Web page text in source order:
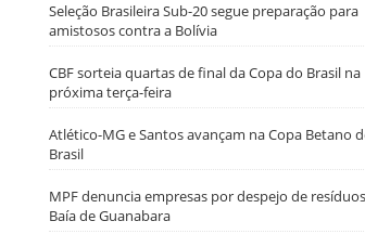
Seleção Brasileira Sub-20 segue preparação para
amistosos contra a Bolívia
CBF sorteia quartas de final da Copa do Brasil na
próxima terça-feira
Atlético-MG e Santos avançam na Copa Betano
Brasil
MPF denuncia empresas por despejo de
Baía de Guanabara